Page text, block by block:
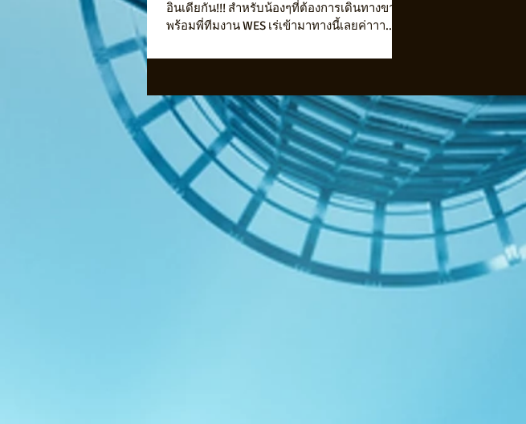
อินเดียกัน!!! สำหรับน้องๆที่ต้องการเดินทางขาไป
พร้อมพี่ทีมงาน WES เร่เข้ามาทางนี้เลยค่าาา...